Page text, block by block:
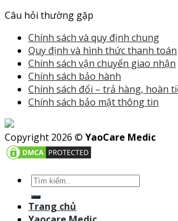
Câu hỏi thường gặp
Chính sách và quy định chung
Quy định và hình thức thanh toán
Chính sách vận chuyển giao nhận
Chính sách bảo hành
Chính sách đổi – trả hàng, hoàn
Chính sách bảo mật thông tin
Copyright 2026 © YaoCare Medic
Trang chủ